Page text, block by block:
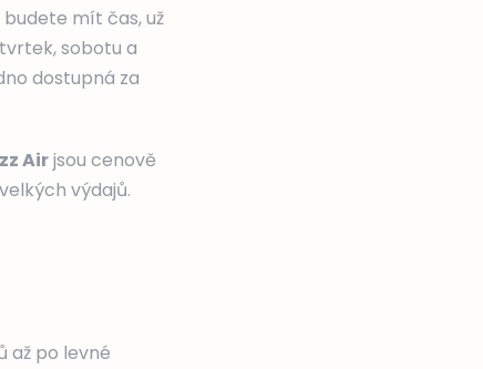
mít čas, už
sobotu a
dostupná za
Airjsou cenově
výdajů.
až po levné